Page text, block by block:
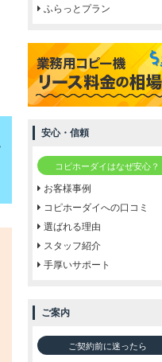
ふらっとプラン
安心・信頼
コピホーダイはなぜ安心？
お客様事例
コピホーダイへの口コミ
選ばれる理由
スタッフ紹介
手厚いサポート
ご案内
ご契約前に迷ったら